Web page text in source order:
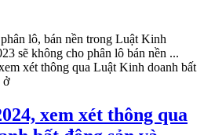
lô, bán nền trong Luật Kinh
sẽ không cho phân lô bán nền ...
xem xét thông qua